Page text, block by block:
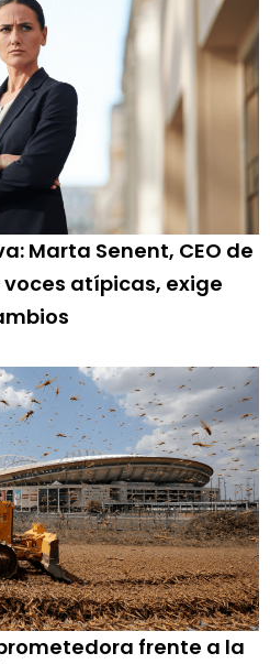
Marta Senent, CEO de
atípicas, exige
frente a la